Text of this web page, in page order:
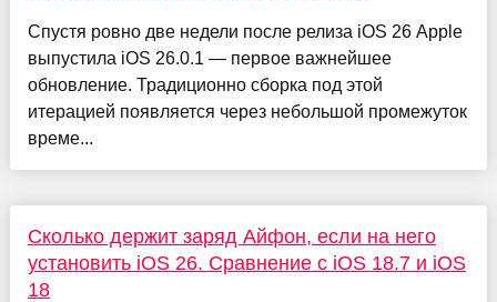
Спустя ровно две недели после релиза iOS 26 Apple
выпустила iOS 26.0.1 — первое важнейшее
обновление. Традиционно сборка под этой
итерацией появляется через небольшой промежуток
време...
Сколько держит заряд Айфон, если на него
установить iOS 26. Сравнение с iOS 18.7 и iOS
18